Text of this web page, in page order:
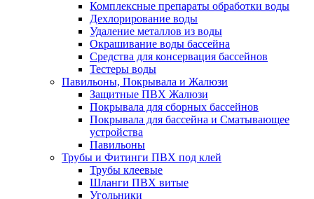
Комплексные препараты обработки воды
Дехлорирование воды
Удаление металлов из воды
Окрашивание воды бассейна
Средства для консервация бассейнов
Тестеры воды
Павильоны, Покрывала и Жалюзи
Защитные ПВХ Жалюзи
Покрывала для сборных бассейнов
Покрывала для бассейна и Сматывающее
устройства
Павильоны
Трубы и Фитинги ПВХ под клей
Трубы клеевые
Шланги ПВХ витые
Угольники